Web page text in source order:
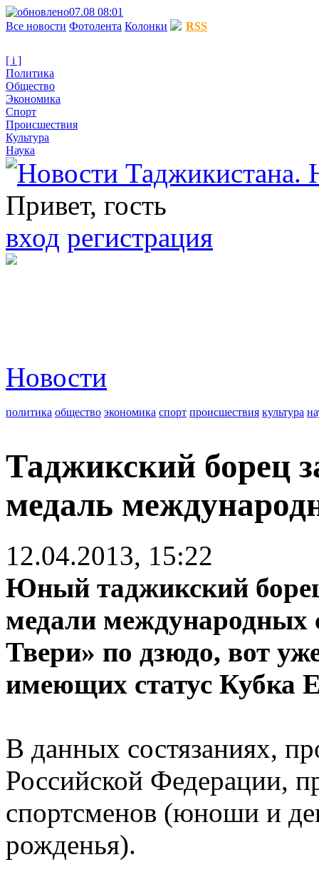
07.08 08:01
Все новости Фотолента Колонки RSS
[ i ]
Политика
Общество
Экономика
Спорт
Происшествия
Культура
Наука
Привет, гость
вход регистрация
Новости
политика общество экономика спорт происшествия культура
Таджикский борец
медаль
12.04.2013, 15:22
Юный таджикский
медали международных
Твери» по дзюдо, вот
имеющих статус Кубка
В данных состязаниях,
Российской Федерации,
спортсменов (юноши и
рожденья).